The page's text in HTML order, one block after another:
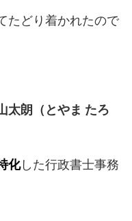
たどり着かれたので
太朗（とやま たろ
化した行政書士事務